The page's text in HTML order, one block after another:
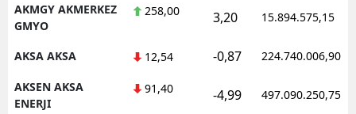
Samsun
AKMGY AKMERKEZ
GMYO
258,00 3,20 15.894.575,15
AKSA AKSA 12,54 -0,87 224.740.006,90
AKSEN AKSA
ENERJI
91,40 -4,99 497.090.250,75